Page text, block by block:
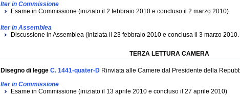
Iter in Commissione
Esame in Commissione (iniziato il 2 febbraio 2010 e concluso il 2 marzo 2010)
Iter in Assemblea
Discussione in Assemblea (iniziata il 23 febbraio 2010 e conclusa il 3 marzo
TERZA LETTURA CAMERA
Disegno di legge C. 1441-quater-D Rinviata alle Camere dal Presidente della
Iter in Commissione
Esame in Commissione (iniziato il 13 aprile 2010 e concluso il 27 aprile 2010)